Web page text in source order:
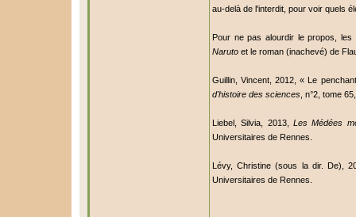
au-delà de l'interdit, pour voir quels
Pour ne pas alourdir le propos,
Naruto et le roman (inachevé) de
Guillin, Vincent, 2012, « Le
d'histoire des sciences , n°2, tome
Liebel, Silvia, 2013,Les Médées
Universitaires de Rennes.
Lévy, Christine (sous la dir. De),
Universitaires de Rennes.